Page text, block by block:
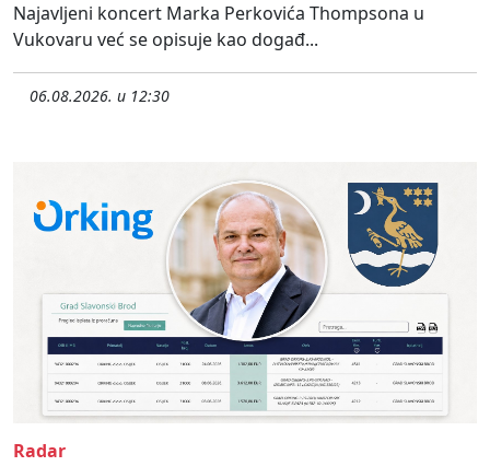
Najavljeni koncert Marka Perkovića Thompsona u
Vukovaru već se opisuje kao događ...
06.08.2026. u 12:30
Radar